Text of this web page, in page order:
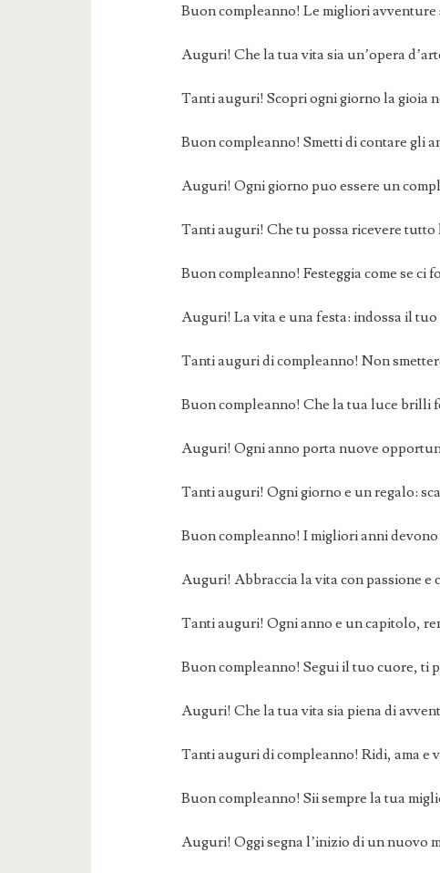
Buon compleanno! Le migliori
Auguri! Che la tua vita sia un’opera
Tanti auguri! Scopri ogni giorno la gioia
Buon compleanno! Smetti di contare gli
Auguri! Ogni giorno puo essere un
Tanti auguri! Che tu possa ricevere tutto
Buon compleanno! Festeggia come se ci
Auguri! La vita e una festa: indossa il
Tanti auguri di compleanno! Non
Buon compleanno! Che la tua luce brilli
Auguri! Ogni anno porta nuove
Tanti auguri! Ogni giorno e un regalo:
Buon compleanno! I migliori anni
Auguri! Abbraccia la vita con passione e
Tanti auguri! Ogni anno e un capitolo,
Buon compleanno! Segui il tuo cuore, ti
Auguri! Che la tua vita sia piena di
Tanti auguri di compleanno! Ridi, ama e
Buon compleanno! Sii sempre la tua
Auguri! Oggi segna l’inizio di un nuovo